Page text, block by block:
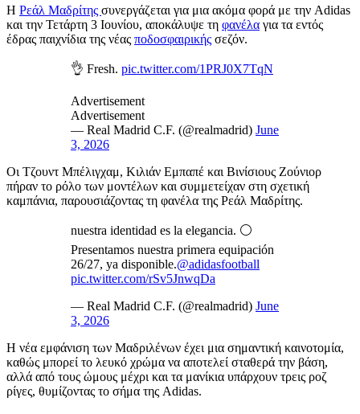
Η Ρεάλ Μαδρίτης συνεργάζεται για μια ακόμα φορά με την Adidas
και την Τετάρτη 3 Ιουνίου, αποκάλυψε τη φανέλα για τα εντός
έδρας παιχνίδια της νέας ποδοσφαιρικής σεζόν.
👌 Fresh. pic.twitter.com/1PRJ0X7TqN
Advertisement
Advertisement
— Real Madrid C.F. (@realmadrid) June
3, 2026
Οι Τζουντ Μπέλιγχαμ, Κιλιάν Εμπαπέ και Βινίσιους Ζούνιορ
πήραν το ρόλο των μοντέλων και συμμετείχαν στη σχετική
καμπάνια, παρουσιάζοντας τη φανέλα της Ρεάλ Μαδρίτης.
nuestra identidad es la elegancia. ⚪
Presentamos nuestra primera equipación
26/27, ya disponible.@adidasfootball
pic.twitter.com/rSv5JnwqDa
— Real Madrid C.F. (@realmadrid) June
3, 2026
Η νέα εμφάνιση των Μαδριλένων έχει μια σημαντική καινοτομία,
καθώς μπορεί το λευκό χρώμα να αποτελεί σταθερά την βάση,
αλλά από τους ώμους μέχρι και τα μανίκια υπάρχουν τρεις ροζ
ρίγες, θυμίζοντας το σήμα της Adidas.